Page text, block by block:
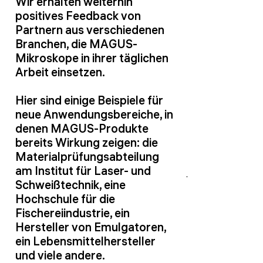
positives Feedback von
Partnern aus verschiedenen
Branchen, die MAGUS-
Mikroskope in ihrer täglichen
Arbeit einsetzen.
Hier sind einige Beispiele für
neue Anwendungsbereiche, in
denen MAGUS-Produkte
bereits Wirkung zeigen: die
Materialprüfungsabteilung
am Institut für Laser- und
Schweißtechnik, eine
Hochschule für die
Fischereiindustrie, ein
Hersteller von Emulgatoren,
ein Lebensmittelhersteller
und viele andere.